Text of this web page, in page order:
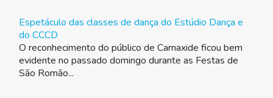
Espetáculo das classes de dança do Estúdio Dança e
do CCCD
O reconhecimento do público de Carnaxide ficou bem
evidente no passado domingo durante as Festas de
São Romão...